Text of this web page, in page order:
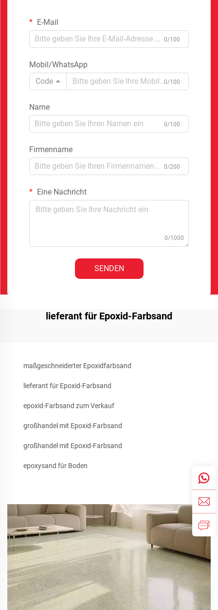
E-Mail
0/100
Mobil/WhatsApp
Code
0/100
Name
0/100
Firmenname
0/200
Eine Nachricht
0/1000
SENDEN
lieferant für Epoxid-Farbsand
maßgeschneiderter Epoxidfarbsand
lieferant für Epoxid-Farbsand
epoxid-Farbsand zum Verkauf
großhandel mit Epoxid-Farbsand
großhandel mit Epoxid-Farbsand
epoxysand für Boden